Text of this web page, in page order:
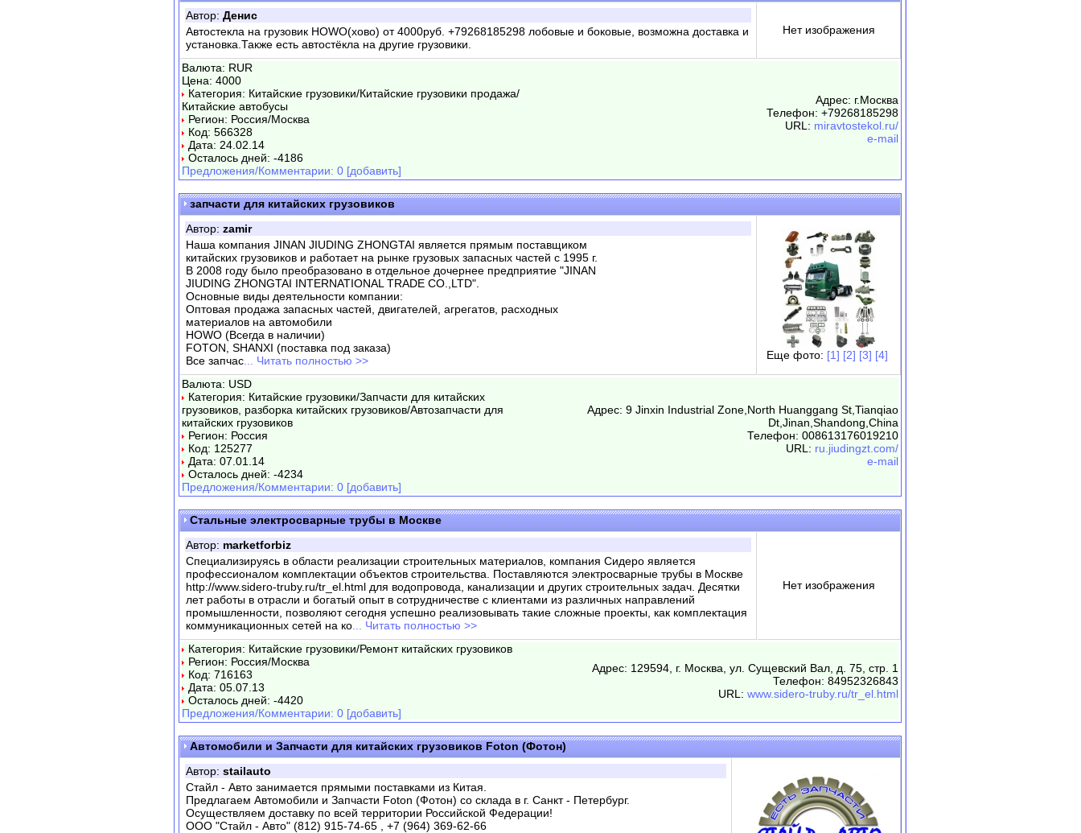
Автор: Денис
Автостекла на грузовик HOWO(хово) от 4000руб. +79268185298 лобовые и боковые, возможна доставка и
установка.Также есть автостёкла на другие грузовики.
Нет изображения
Валюта: RUR
Цена: 4000
Категория: Китайские грузовики/Китайские грузовики продажа/
Китайские автобусы
Регион: Россия/Москва
Код: 566328
Дата: 24.02.14
Осталось дней: -4186
Предложения/Комментарии: 0 [добавить]
Адрес: г.Москва
Телефон: +79268185298
URL: miravtostekol.ru/
e-mail
запчасти для китайских грузовиков
Автор: zamir
Наша компания JINAN JIUDING ZHONGTAI является прямым поставщиком
китайских грузовиков и работает на рынке грузовых запасных частей с 1995 г.
В 2008 году было преобразовано в отдельное дочернее предприятие "JINAN
JIUDING ZHONGTAI INTERNATIONAL TRADE CO.,LTD".
Основные виды деятельности компании:
Оптовая продажа запасных частей, двигателей, агрегатов, расходных
материалов на автомобили
HOWO (Всегда в наличии)
FOTON, SHANXI (поставка под заказа)
Все запчас ... Читать полностью >> Еще фото: [1] [2] [3] [4]
Валюта: USD
Категория: Китайские грузовики/Запчасти для китайских
грузовиков, разборка китайских грузовиков/Автозапчасти для
китайских грузовиков
Регион: Россия
Код: 125277
Дата: 07.01.14
Осталось дней: -4234
Предложения/Комментарии: 0 [добавить]
Адрес: 9 Jinxin Industrial Zone,North Huanggang St,Tianqiao
Dt,Jinan,Shandong,China
Телефон: 008613176019210
URL: ru.jiudingzt.com/
e-mail
Стальные электросварные трубы в Москве
Автор: marketforbiz
Специализируясь в области реализации строительных материалов, компания Сидеро является
профессионалом комплектации объектов строительства. Поставляются электросварные трубы в Москве
http://www.sidero-truby.ru/tr_el.html для водопровода, канализации и других строительных задач. Десятки
лет работы в отрасли и богатый опыт в сотрудничестве с клиентами из различных направлений
промышленности, позволяют сегодня успешно реализовывать такие сложные проекты, как комплектация
коммуникационных сетей на ко ... Читать полностью >>
Нет изображения
Категория: Китайские грузовики/Ремонт китайских грузовиков
Регион: Россия/Москва
Код: 716163
Дата: 05.07.13
Осталось дней: -4420
Предложения/Комментарии: 0 [добавить]
Адрес: 129594, г. Москва, ул. Сущевский Вал, д. 75, стр. 1
Телефон: 84952326843
URL: www.sidero-truby.ru/tr_el.html
Автомобили и Запчасти для китайских грузовиков Foton (Фотон)
Автор: stailauto
Стайл - Авто занимается прямыми поставками из Китая.
Предлагаем Автомобили и Запчасти Foton (Фотон) со склада в г. Санкт - Петербург.
Осуществляем доставку по всей территории Российской Федерации!
ООО "Стайл - Авто" (812) 915-74-65 , +7 (964) 369-62-66